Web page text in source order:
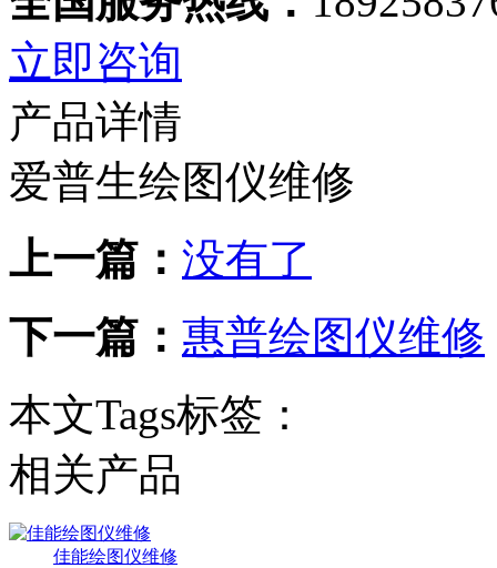
立即咨询
产品详情
爱普生绘图仪维修
上一篇： 没有了
下一篇： 惠普绘图仪维修
本文Tags标签：
相关产品
佳能绘图仪维修